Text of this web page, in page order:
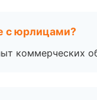
с юрлицами?
коммерческих